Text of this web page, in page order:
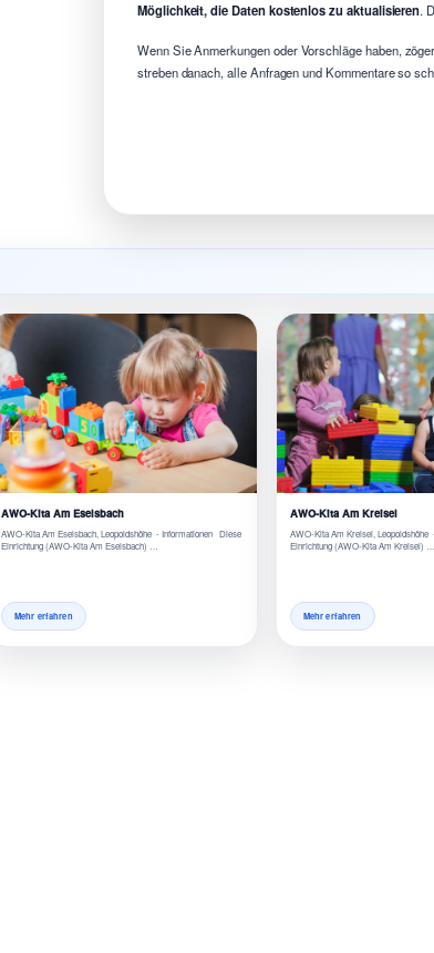
Möglichkeit, die Daten kostenlos zu aktualisieren.
Wenn Sie Anmerkungen oder Vorschläge haben,
streben danach, alle Anfragen und Kommentare so
AWO-Kita Am Eselsbach
AWO-Kita Am Eselsbach, Leopoldshöhe - Informationen Diese
Einrichtung (AWO-Kita Am Eselsbach) …
Mehr erfahren
AWO-Kita Am Kreisel
AWO-Kita Am Kreisel,
Einrichtung (AWO-Kita Am Kreisel) …
Mehr erfahren